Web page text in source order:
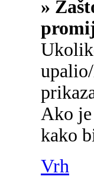
»
Ako
kako
Vrh